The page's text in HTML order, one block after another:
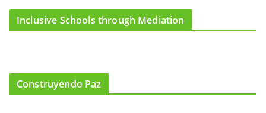
Inclusive Schools through Mediation
Construyendo Paz